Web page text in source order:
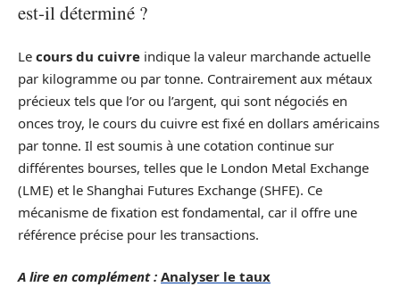
est-il déterminé ?
Le cours du cuivre indique la valeur marchande actuelle
par kilogramme ou par tonne. Contrairement aux métaux
précieux tels que l’or ou l’argent, qui sont négociés en
onces troy, le cours du cuivre est fixé en dollars américains
par tonne. Il est soumis à une cotation continue sur
différentes bourses, telles que le London Metal Exchange
(LME) et le Shanghai Futures Exchange (SHFE). Ce
mécanisme de fixation est fondamental, car il offre une
référence précise pour les transactions.
A lire en complément : Analyser le taux